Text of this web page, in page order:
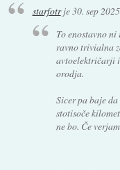
starfotrje30. sep
To enostavno
ravno trivialna
avtoelektričarji
orodja.
Sicer pa baje
stotisoče
ne bo. Če